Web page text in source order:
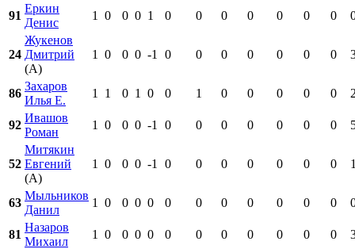
91
Еркин
Денис
1 0 0 0 1 0 0 0 0 0 0 0
24
Жукенов
Дмитрий
(А)
1 0 0 0 -1 0 0 0 0 0 0 0
86
Захаров
Илья Е.
1 1 0 1 0 0 1 0 0 0 0 0
92
Ивашов
Роман
1 0 0 0 -1 0 0 0 0 0 0 0
52
Митякин
Евгений
(А)
1 0 0 0 -1 0 0 0 0 0 0 0
63
Мыльников
Данил
1 0 0 0 0 0 0 0 0 0 0 0
81
Назаров
Михаил
1 0 0 0 0 0 0 0 0 0 0 0